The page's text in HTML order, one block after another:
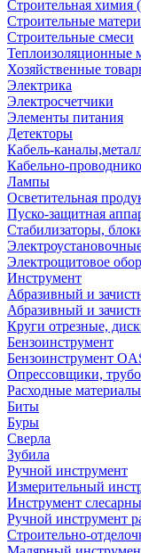
Строительная химия
Строительные
Строительные смеси
Теплоизоляционные
Хозяйственные
Электрика
Электросчетчики
Элементы питания
Детекторы
Кабель-
Кабельно-
Лампы
Осветительная
Пуско-защитная
Стабилизаторы,
Электрощитовое
Инструмент
Абразивный и
Абразивный и
Круги отрезные,
Бензоинструмент
Бензоинструмент
Опрессовщики,
Расходные
Биты
Буры
Сверла
Зубила
Ручной инструмент
Измерительный
Инструмент
Ручной инструмент
Строительно-